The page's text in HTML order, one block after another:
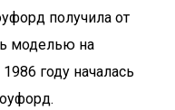
получила от
моделью на
году началась